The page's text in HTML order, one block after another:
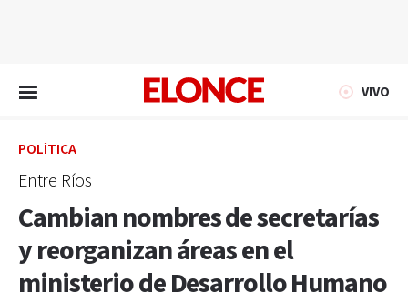
VIVO
POLÍTICA
Entre Ríos
Cambian nombres de secretarías
y reorganizan áreas en el
ministerio de Desarrollo Humano